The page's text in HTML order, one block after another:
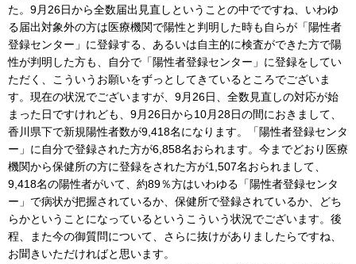
た。9月26日から全数届出見直しということの中でですね、いわゆ
る届出対象外の方は医療機関で陽性と判明した時も自らが「陽性者
登録センター」に登録する、あるいは自主的に検査ができた方で陽
性が判明した方も、自分で「陽性者登録センター」に登録をしてい
ただく、こういうお願いをずっとしてきているところでございま
す。現在の状況でございますが、9月26日、全数見直しの対応が始
まった日ですけれども、9月26日から10月28日の間におきまして、
香川県下で新規陽性者数が9,418名になります。「陽性者登録センタ
ー」に自分で登録された方が6,858名おられます。今までどおり医療
機関から保健所の方に登録をされた方が1,507名おられまして、
9,418名の陽性者がいて、約89％方はいわゆる「陽性者登録センタ
ー」で病状が把握されているか、保健所で登録されているか、どち
らかということになっているというこういう状況でございます。後
程、また今の御質問について、さらに抜けがありましたらですね、
お聞きいただければと思います。